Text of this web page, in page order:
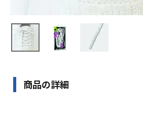
プライバシーポリシー
商品の詳細